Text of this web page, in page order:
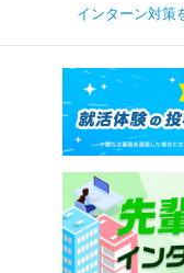
インターン対策